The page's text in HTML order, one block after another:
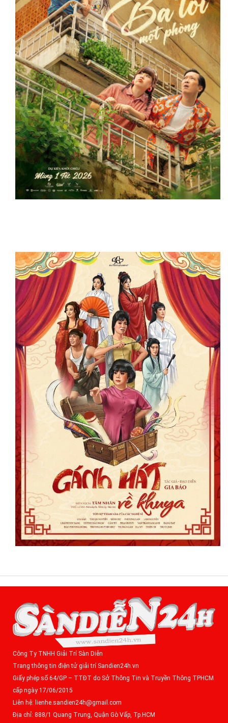
Công Ty TNHH Giải Trí Sàn Diễn
Trang thông tin điện tử giải trí Sandien24h.vn
Giấy phép số 64/GP – TTĐT do Sở Thông Tin và Truyền Thông TPHCM
cấp ngày 17/06/2015
Liên hệ: lienhe.sandien24h@gmail.com
Địa chỉ: 888/1 Quang Trung, Quận Gò Vấp, Tp.HCM